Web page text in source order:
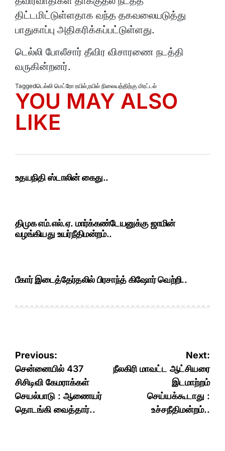
திட்டமிட்டுள்ளதாக வந்த தகவலையடுத்து
பாதுகாப்பு அதிகரிக்கப்பட்டுள்ளது.
டெல்லி போலீசார் தீவிர விசாரணை நடத்தி
வருகின்றனர்.
Taggedடெல்லி மெட்ரோ ரயில்,ரயில் நிலையத்திற்கு மிரட்டல்
YOU MAY ALSO
LIKE
உதயநிதி ஸ்டாலின் கைது..
திமுக எம்.எல்.ஏ. மார்க்கண்டேயனுக்கு ஜாமின்
வழங்கியது உயர்நீதிமன்றம்..
பீகார் இடைத்தேர்தலில் பிரசாந்த் கிஷோர் வெற்றி..
Post
navigation
Previous:
சென்னையில் 437
சிசிடிவி கேமராக்கள்
செயல்பாடு : ஆணையர்
தொடங்கி வைத்தார்..
Next:
நீலகிரி மாவட்ட ஆட்சியரை
இடமாற்றம்
செய்யக்கூடாது :
உச்சநீதிமன்றம்..